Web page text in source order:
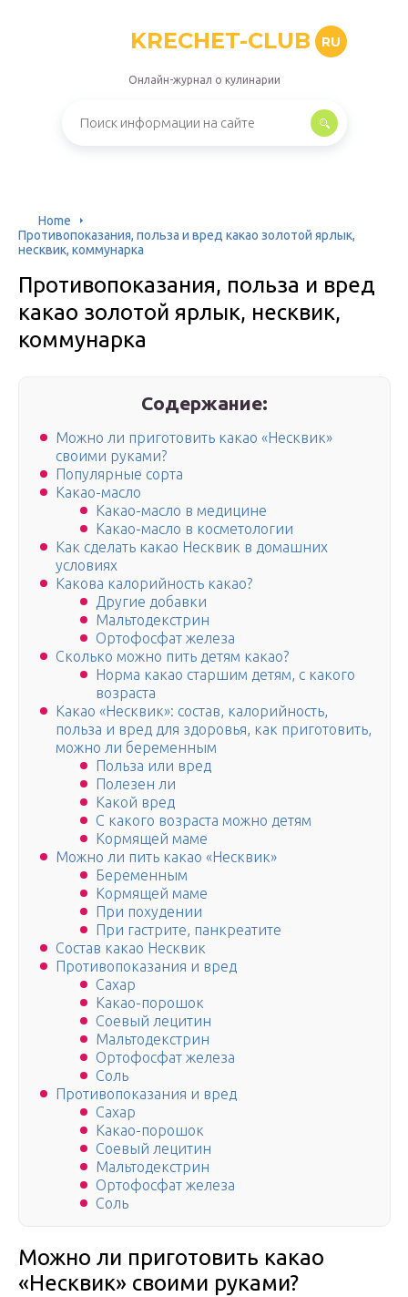
KRECHET-CLUB RU
Онлайн-журнал о кулинарии
Home
Противопоказания, польза и вред какао золотой ярлык,
несквик, коммунарка
Противопоказания, польза и вред
какао золотой ярлык, несквик,
коммунарка
Содержание:
Можно ли приготовить какао «Несквик»
своими руками?
Популярные сорта
Какао-масло
Какао-масло в медицине
Какао-масло в косметологии
Как сделать какао Несквик в домашних
условиях
Какова калорийность какао?
Другие добавки
Мальтодекстрин
Ортофосфат железа
Сколько можно пить детям какао?
Норма какао старшим детям, с какого
возраста
Какао «Несквик»: состав, калорийность,
польза и вред для здоровья, как приготовить,
можно ли беременным
Польза или вред
Полезен ли
Какой вред
С какого возраста можно детям
Кормящей маме
Можно ли пить какао «Несквик»
Беременным
Кормящей маме
При похудении
При гастрите, панкреатите
Состав какао Несквик
Противопоказания и вред
Сахар
Какао-порошок
Соевый лецитин
Мальтодекстрин
Ортофосфат железа
Соль
Противопоказания и вред
Сахар
Какао-порошок
Соевый лецитин
Мальтодекстрин
Ортофосфат железа
Соль
Можно ли приготовить какао
«Несквик» своими руками?